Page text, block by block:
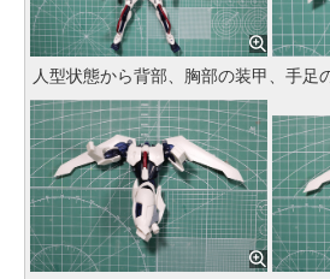
人型状態から背部、胸部の装甲、手足